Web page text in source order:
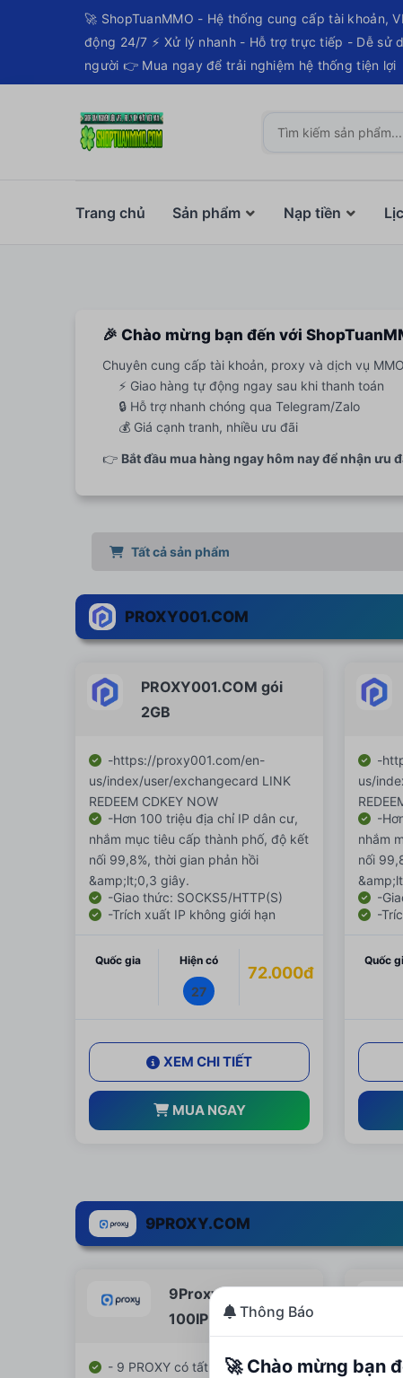
🚀 ShopTuanMMO - Hệ thống cung cấp tài khoản,
động 24/7 ⚡ Xử lý nhanh - Hỗ trợ trực tiếp - Dễ sử
người 👉 Mua ngay để trải nghiệm hệ thống tiện lợi
Trang chủ Sản phẩm Nạp tiền
🎉 Chào mừng bạn đến với
Chuyên cung cấp tài khoản, proxy và dịch vụ
⚡ Giao hàng tự động ngay sau khi thanh toán
🔒 Hỗ trợ nhanh chóng qua Telegram/Zalo
💰 Giá cạnh tranh, nhiều ưu đãi
👉 Bắt đầu mua hàng ngay hôm nay để nhận ưu
Tất cả sản phẩm
PROXY001.COM
PROXY001.COM gói
2GB
-https://proxy001.com/en-
us/index/user/exchangecard LINK
REDEEM CDKEY NOW
-Hơn 100 triệu địa chỉ IP dân cư,
nhắm mục tiêu cấp thành phố, độ kết
nối 99,8%, thời gian phản hồi
&amp;lt;0,3 giây.
-Giao thức: SOCKS5/HTTP(S)
-Trích xuất IP không giới hạn
Quốc gia Hiện có
27
72.000đ
XEM CHI TIẾT
MUA NGAY
-
us/
-
nhắm
nối
-
-
Quốc
9PROXY.COM
9Proxy Sock5
100IP Cdkey
- 9 PROXY có tất cả IP các quốc
- 9
Thông Báo
🚀 Chào mừng bạn